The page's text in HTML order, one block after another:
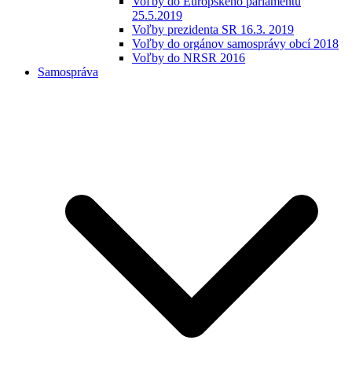
25.5.2019
Voľby prezidenta SR 16.3. 2019
Voľby do orgánov samosprávy obcí 2018
Voľby do NRSR 2016
Samospráva